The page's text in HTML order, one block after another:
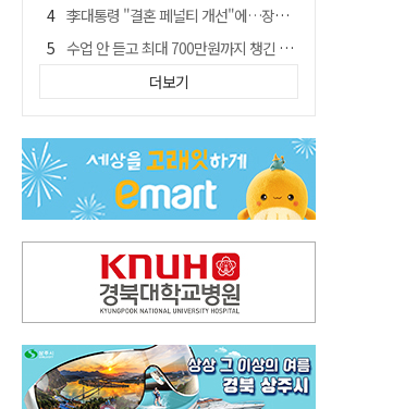
李대통령 "결혼 페널티 개선"에…장동혁 "그 페널티 만든 게 이 정권"
수업 안 듣고 최대 700만원까지 챙긴 포항 A대학 '유령 선수' 등 19명 무더기 송치
트럼프 만난 손현보 목사…"현재 자유대한민국 여러 면에서 어려움"
경북 칠곡시니어클럽 커피앤솝 사업단…자개소품 만들기 문화체험 운영
"아버지 외출한 사이"…흉기로 40대母 살해한 고교 자퇴생, 구속 기로에
신축 줄고 리모델링 뜨자…건설업계, 로봇·모듈러로 방향 튼다
더보기